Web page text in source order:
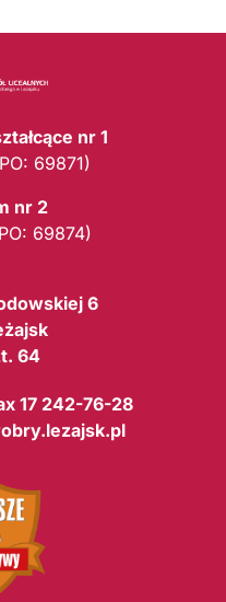
nr 1
69871)
nr 2
69874)
6
64
17 242-76-28